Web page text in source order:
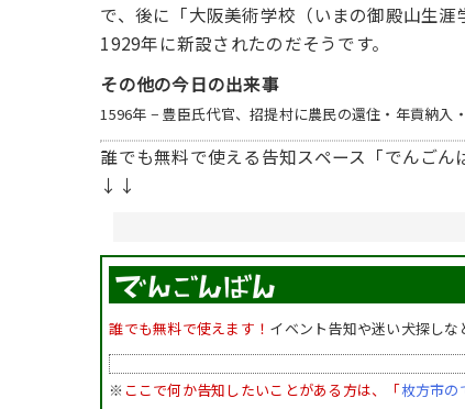
で、後に「大阪美術学校（いまの御殿山生
1929年に新設されたのだそうです。
その他の今日の出来事
1596年 − 豊臣氏代官、招提村に農民の還住・年貢納
誰でも無料で使える告知スペース「でんごん
↓↓
誰でも無料で使えます！ イベント告知や迷い犬探しな
※ ここで何か告知したいことがある方は、「枚方市の